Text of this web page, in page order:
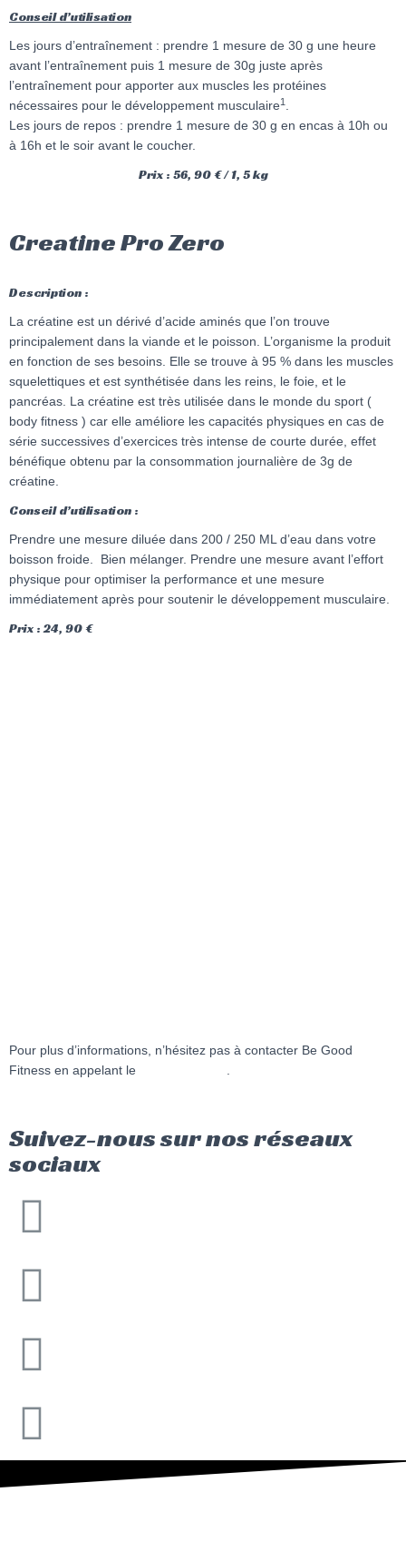
Conseil d’utilisation
Les jours d’entraînement : prendre 1 mesure de 30 g une heure
avant l’entraînement puis 1 mesure de 30g juste après
l’entraînement pour apporter aux muscles les protéines
nécessaires pour le développement musculaire1
Les jours de repos : prendre 1 mesure de 30 g en encas à 10h ou
à 16h et le soir avant le coucher.
Prix : 56, 90 € / 1, 5 kg
Creatine Pro Zero
Description :
La créatine est un dérivé d’acide aminés que l’on trouve
principalement dans la viande et le poisson. L’organisme la produit
en fonction de ses besoins. Elle se trouve à 95 % dans les muscles
squelettiques et est synthétisée dans les reins, le foie, et le
pancréas. La créatine est très utilisée dans le monde du sport (
body fitness ) car elle améliore les capacités physiques en cas de
série successives d’exercices très intense de courte durée, effet
bénéfique obtenu par la consommation journalière de 3g de
créatine.
Conseil d’utilisation :
Prendre une mesure diluée dans 200 / 250 ML d’eau dans votre
boisson froide. Bien mélanger. Prendre une mesure avant l’effort
physique pour optimiser la performance et une mesure
immédiatement après pour soutenir le développement musculaire.
Prix : 24, 90 €
Pour plus d’informations, n’hésitez pas à contacter Be Good
Fitness en appelant le
Suivez-nous sur nos réseaux
sociaux